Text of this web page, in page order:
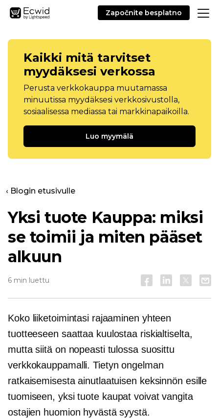
Započnite besplatno
Kaikki mitä tarvitset
myydäksesi verkossa
Perusta verkkokauppa muutamassa
minuutissa myydäksesi verkkosivustolla,
sosiaalisessa mediassa tai markkinapaikoilla.
Luo myymälä
‹ Blogin etusivulle
Yksi tuote Kauppa: miksi
se toimii ja miten pääset
alkuun
6 min luettu
Koko liiketoimintasi rajaaminen yhteen
tuotteeseen saattaa kuulostaa riskialtiselta,
mutta siitä on nopeasti tulossa suosittu
verkkokauppamalli. Tietyn ongelman
ratkaisemisesta ainutlaatuisen keksinnön esille
tuomiseen, yksi tuotekaupat voivat vangita
ostajien huomion hyvästä syystä.